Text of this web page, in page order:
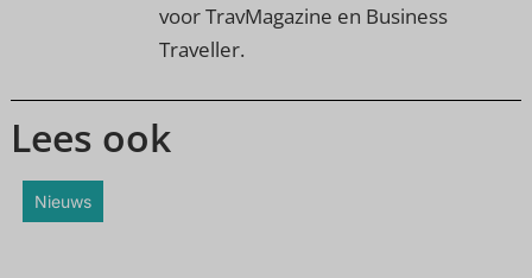
voor TravMagazine en Business
Traveller.
Lees ook
Nieuws